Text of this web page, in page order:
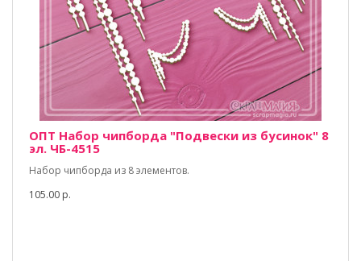
ОПТ Набор чипборда "Подвески из бусинок" 8
эл. ЧБ-4515
Набор чипборда из 8 элементов.
105.00 р.